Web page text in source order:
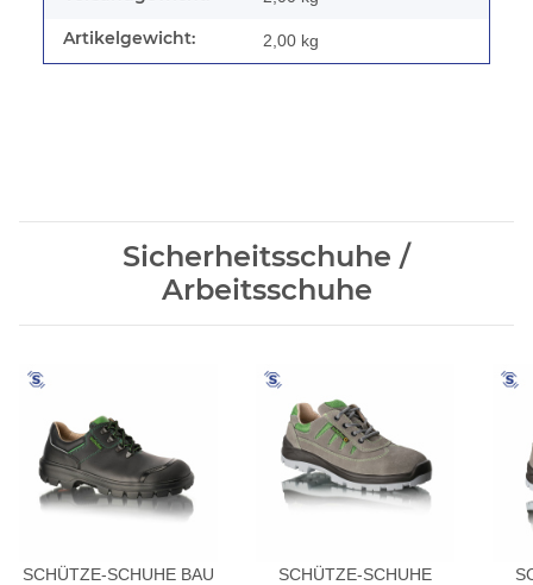
Artikelgewicht: 2,00 kg
Sicherheitsschuhe /
Arbeitsschuhe
SCHÜTZE-SCHUHE BAU
SCHÜTZE-SCHUHE